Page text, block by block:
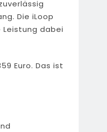
Die iLoop
dabei
Euro. Das ist